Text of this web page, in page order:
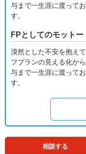
与まで一生涯に渡って
す。
FPとしてのモットー
漠然とした不安を抱え
フプランの見える化か
与まで一生涯に渡って
す。
相談する